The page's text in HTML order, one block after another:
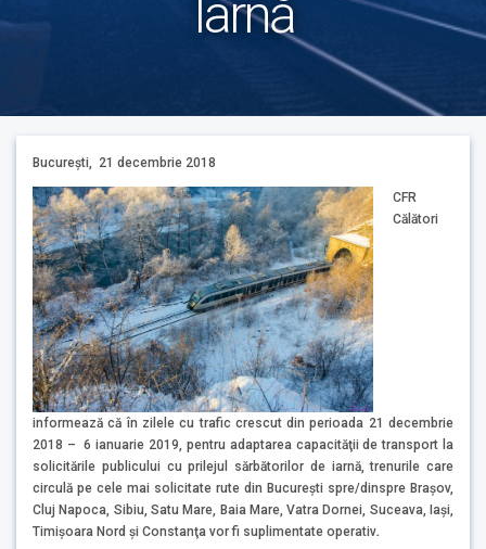
Iarnă
Bucureşti, 21 decembrie 2018
CFR
Călători
informează că în zilele cu trafic crescut din perioada 21 decembrie
2018 – 6 ianuarie 2019, pentru adaptarea capacităţii de transport la
solicitările publicului cu prilejul sărbătorilor de iarnă, trenurile care
circulă pe cele mai solicitate rute din Bucureşti spre/dinspre Brașov,
Cluj Napoca, Sibiu, Satu Mare, Baia Mare, Vatra Dornei, Suceava, Iași,
Timișoara Nord şi Constanţa vor fi suplimentate operativ.